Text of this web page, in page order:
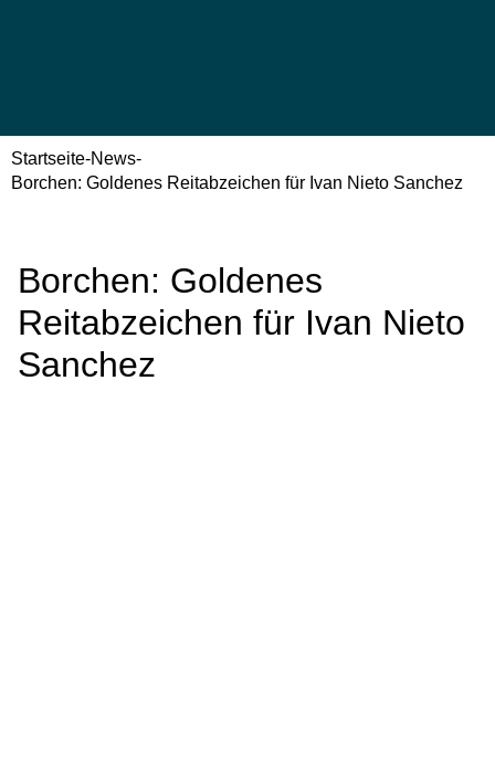
Startseite-News-
Borchen: Goldenes Reitabzeichen für Ivan Nieto Sanchez
Borchen: Goldenes
Reitabzeichen für Ivan Nieto
Sanchez